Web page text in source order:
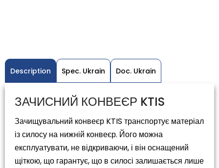
Description Spec. Ukrain Doc. Ukrain
ЗАЧИСНИЙ КОНВЕЄР KTIS
Зачищувальний конвеєр KTIS транспортує матеріал
із силосу на нижній конвеєр. Його можна
експлуатувати, не відкриваючи, і він оснащений
щіткою, що гарантує, що в силосі залишається лише